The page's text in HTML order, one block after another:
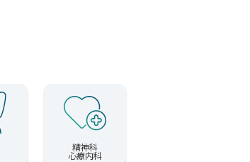
精神科
心療内科